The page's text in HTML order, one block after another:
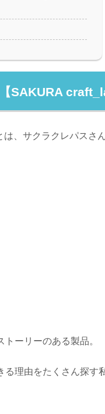
SAKURA
、サクラクレパスさ
ーリーのある製品。
理由をたくさん探す